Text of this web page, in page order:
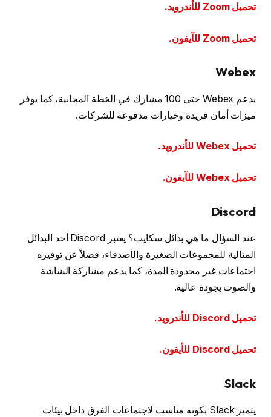
تحميل Zoom للأندرويد.
تحميل Zoom للآيفون.
Webex
يدعم Webex حتى 100 مشارك في الخطة المجانية، كما يوفر
ميزات أمان فريدة وخيارات مدفوعة للشركات.
تحميل Webex للأندرويد.
تحميل Webex للآيفون.
Discord
عند السؤال ما هي بدائل سكايب؟ يعتبر Discord أحد البدائل
المثالية للمجموعات الصغيرة والأصدقاء، فضلاً عن توفيره
اجتماعات غير محدودة المدة، كما يدعم مشاركة الشاشة
والصوت بجودة عالية.
تحميل Discord للأندرويد.
تحميل Discord للأيفون.
Slack
يتميز Slack بكونه مناسب لاجتماعات الفرق داخل بيئات